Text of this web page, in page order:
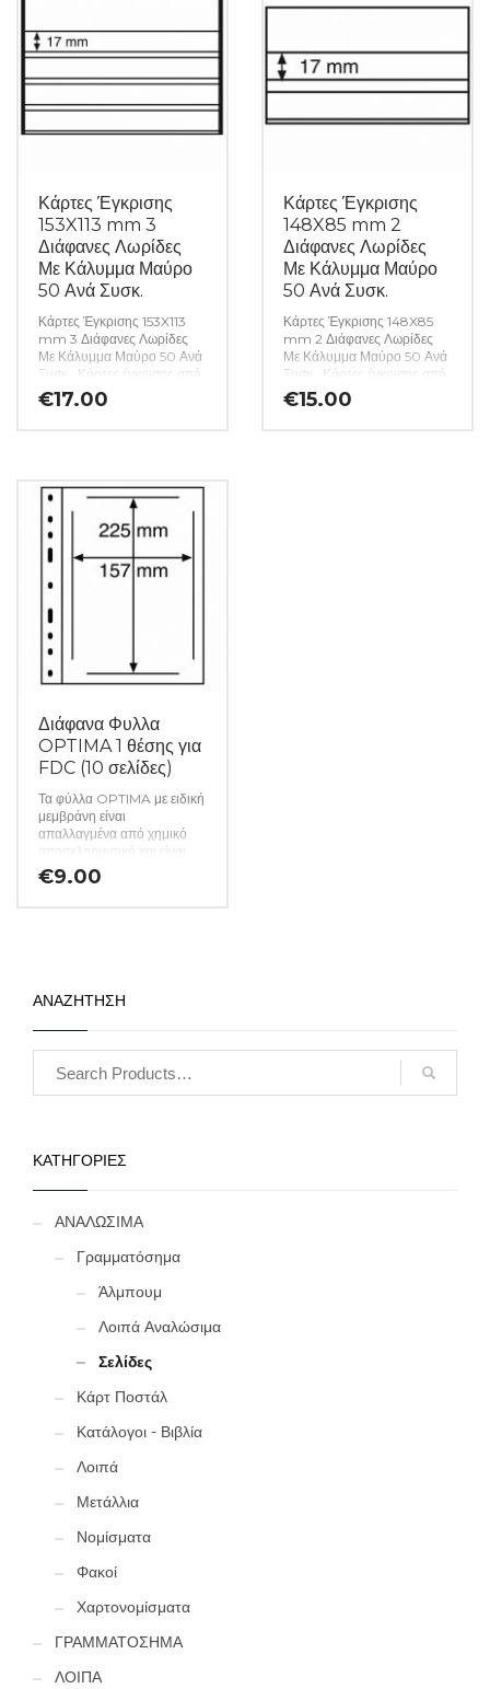
aesthetically pleasing
Κάρτες Έγκρισης
153X113 mm 3
Διάφανες Λωρίδες
Με Κάλυμμα Μαύρο
50 Ανά Συσκ.
Κάρτες Έγκρισης 153X113
mm 3 Διάφανες Λωρίδες
Με Κάλυμμα Μαύρο 50 Ανά
Συσκ. Κάρτες έγκρισης από
χαρτόνι με διαφανείς ταινίες
μπροστά σε διαφορετικούς
προστατευτικό φύλλο.
Πακέτο των 50. (Κωδ. 628)
€17.00
Κάρτες Έγκρισης
148X85 mm 2
Διάφανες Λωρίδες
Με Κάλυμμα Μαύρο
50 Ανά Συσκ.
Κάρτες Έγκρισης 148X85
mm 2 Διάφανες Λωρίδες
Με Κάλυμμα Μαύρο 50 Ανά
Συσκ. Κάρτες έγκρισης από
χαρτόνι με διαφανείς ταινίες
μπροστά σε διαφορετικούς
€15.00
Διάφανα Φυλλα
OPTIMA 1 θέσης για
FDC (10 σελίδες)
Τα φύλλα OPTIMA με ειδική
μεμβράνη είναι
απαλλαγμένα από χημικό
αποσκληρυντικό και είναι
συμβατά με όλα τα αλμπουμ
OPTIMA. Φύλλα με
αποθήκευση σε δύο όψεις
και έτσι προσφέρουν διπλή
χωρητικότητα. (Το κάθε
€9.00
ΑΝΑΖΗΤΗΣΗ
ΚΑΤΗΓΟΡΙΕΣ
ΑΝΑΛΩΣΙΜΑ
Γραμματόσημα
Άλμπουμ
Λοιπά Αναλώσιμα
Σελίδες
Κάρτ Ποστάλ
Κατάλογοι - Βιβλία
Λοιπά
Μετάλλια
Νομίσματα
Φακοί
Χαρτονομίσματα
ΓΡΑΜΜΑΤΟΣΗΜΑ
ΛΟΙΠΑ